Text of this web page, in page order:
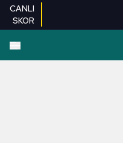
CANLI
SKOR